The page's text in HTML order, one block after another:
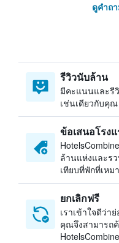
ดูคำถ
รีวิวนับล้าน
มีคะแนนและรี
เช่นเดียวกับคุ
ข้อเสนอโรง
ล้านแห่งและร
เทียบที่พักที่เห
ยกเลิกฟรี
เราเข้าใจดีว่า
คุณจึงสามารถ